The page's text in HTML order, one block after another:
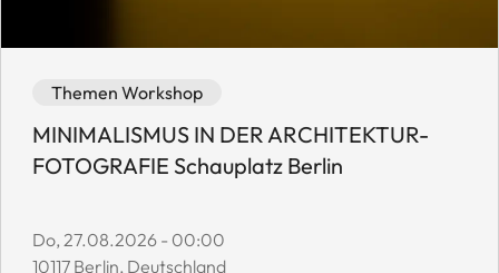
Themen Workshop
Event category: Themen Workshop
Event availability: Available
MINIMALISMUS IN DER ARCHITEKTUR-
FOTOGRAFIE Schauplatz Berlin
Event start date:
Do, 27.08.2026 - 00:00
Event location:
10117 Berlin, Deutschland